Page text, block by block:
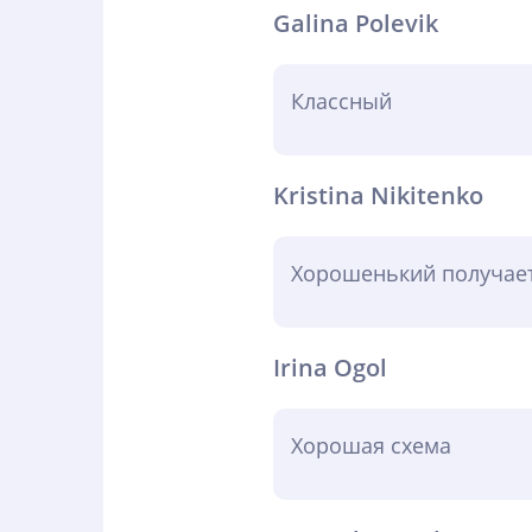
Galina Polevik
Классный
Kristina Nikitenko
Хорошенький
Irina Ogol
Хорошая схема